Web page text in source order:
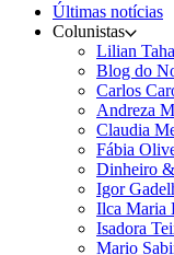
Últimas notícias
Colunistas
Lilian
Blog do
Carlos
Andreza
Claudia
Fábia
Dinheiro
Igor
Ilca Maria
Isadora
Mario